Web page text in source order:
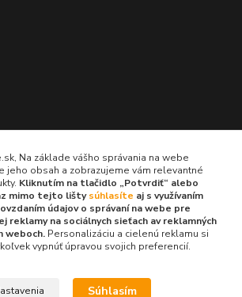
Na základe vášho správania na webe
jeho obsah a zobrazujeme vám relevantné
Kliknutím na tlačidlo „Potvrdiť“ alebo
mimo tejto lištysúhlasíte aj s využívaním
údajov o správaní na webe pre
reklamy na sociálnych sieťach av reklamných
weboch.Personalizáciu a cielenú reklamu si
vypnúť úpravou svojich preferencií.
Súhlasím